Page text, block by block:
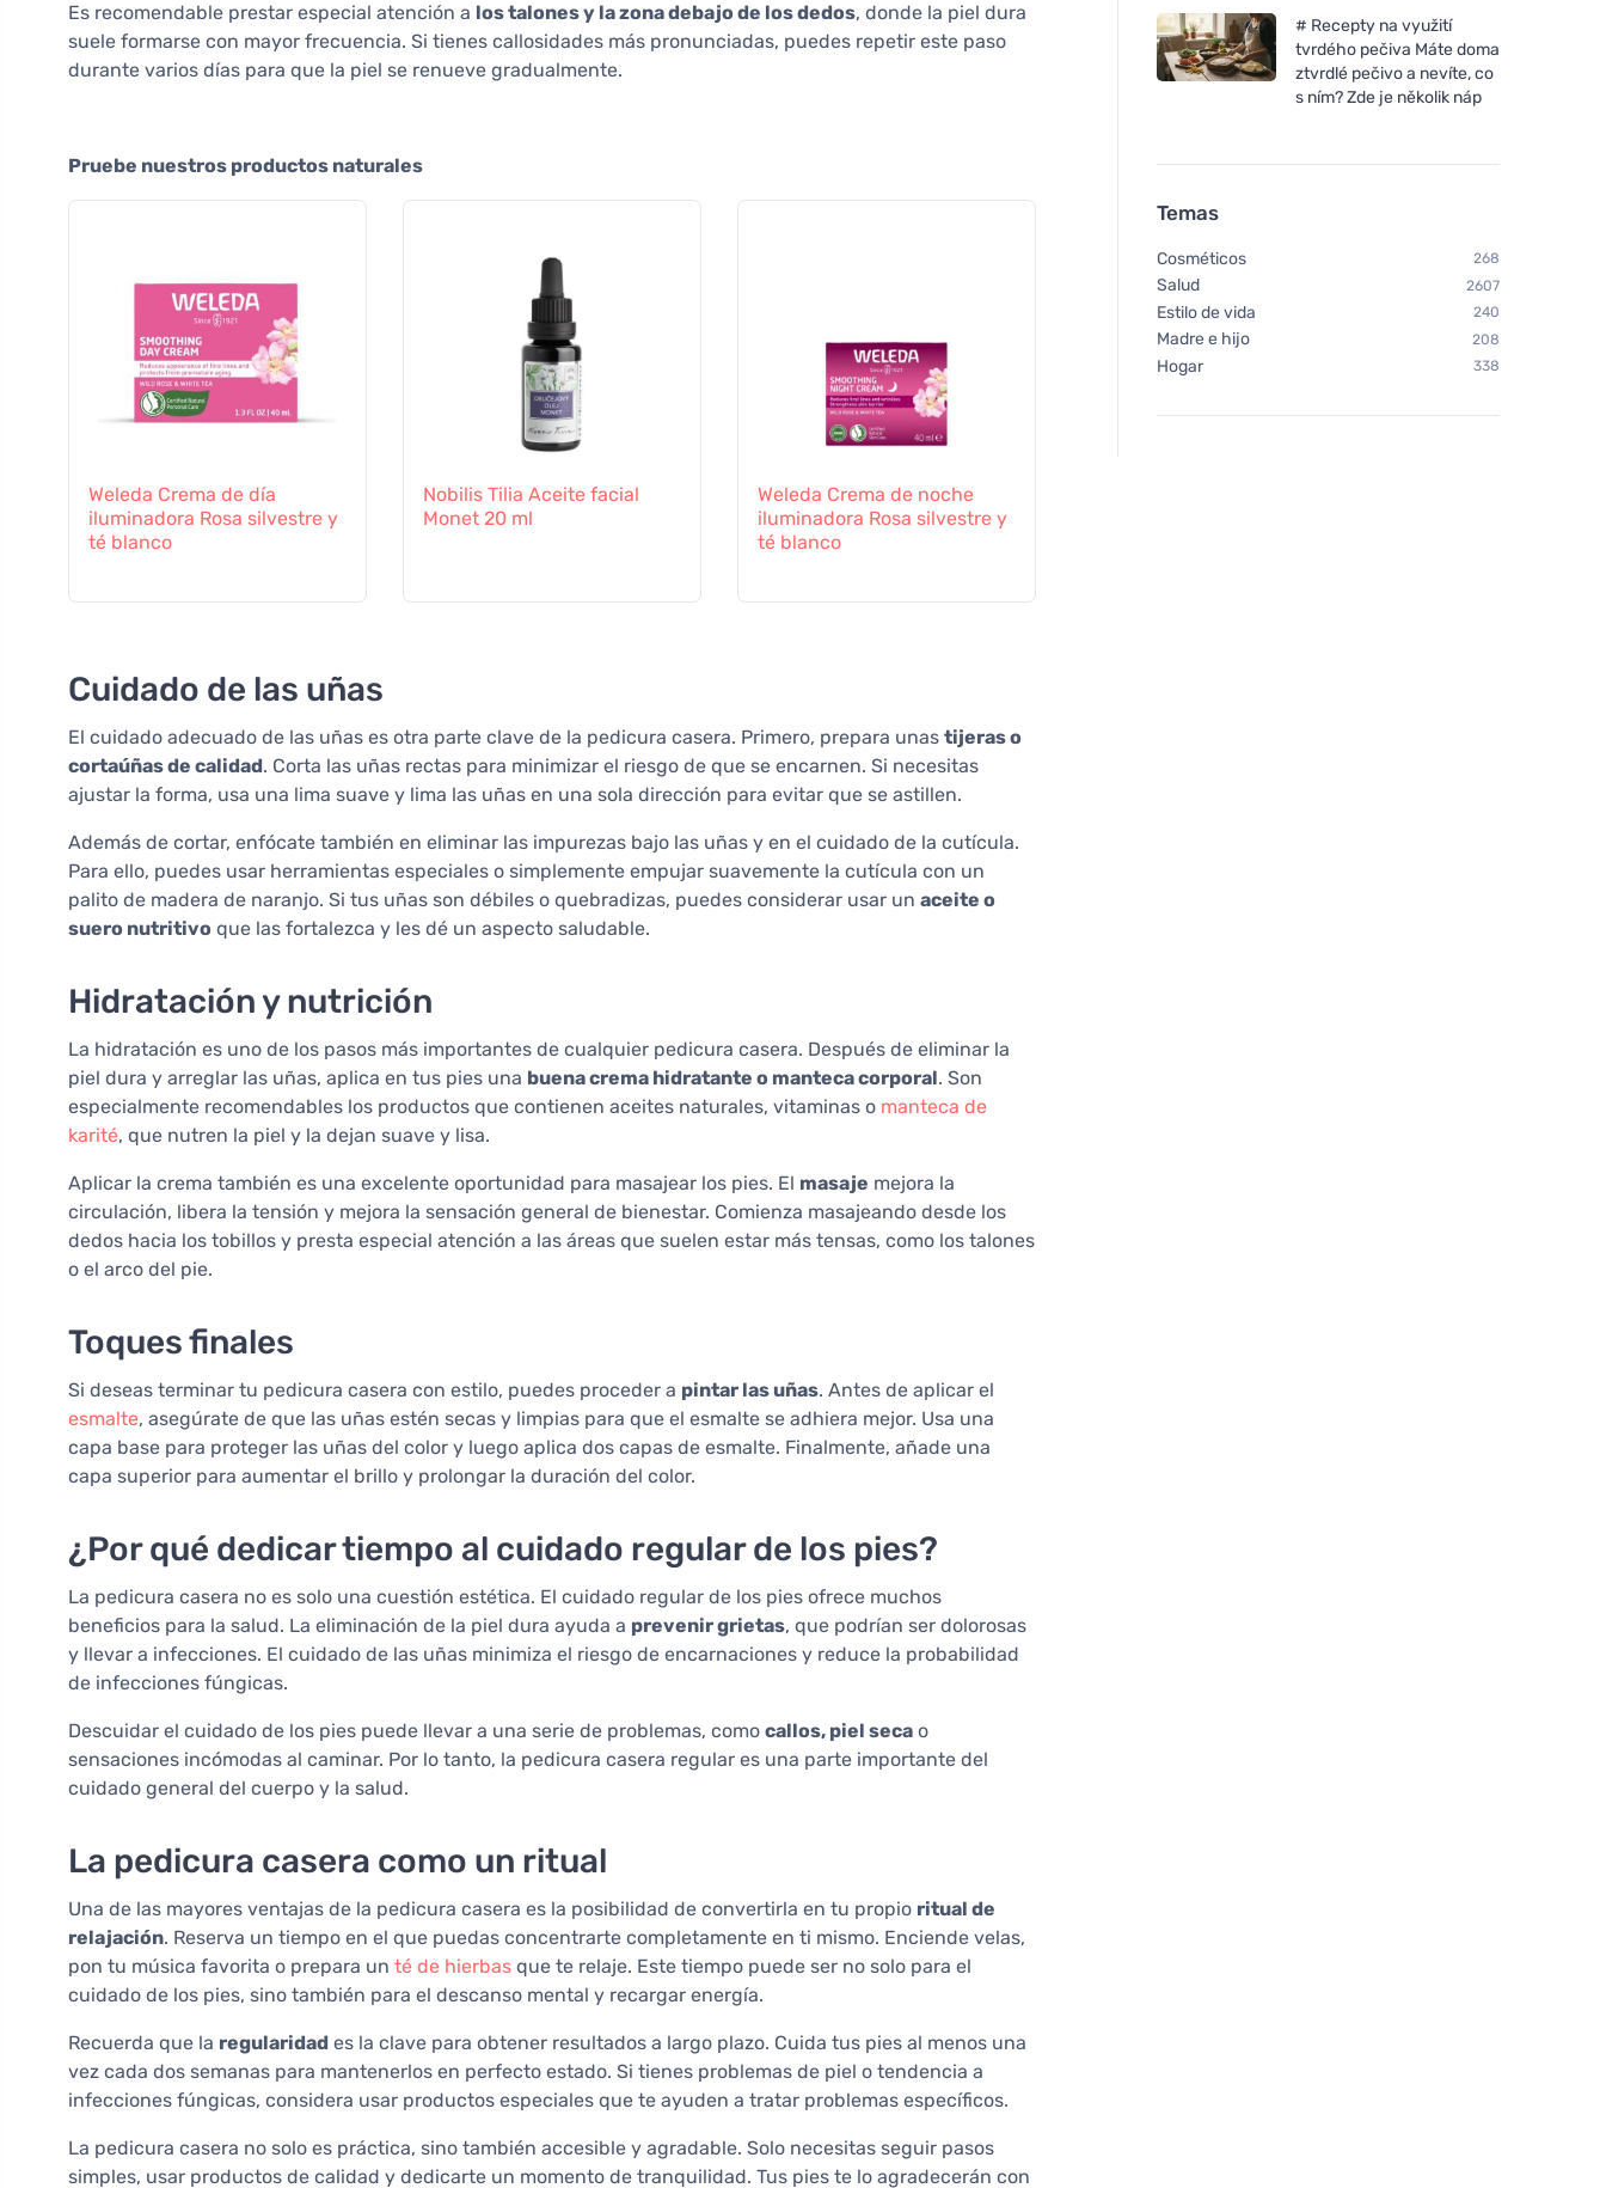
Es recomendable prestar especial atención a los talones y la zona debajo de los dedos, donde la piel dura
suele formarse con mayor frecuencia. Si tienes callosidades más pronunciadas, puedes repetir este paso
durante varios días para que la piel se renueve gradualmente.
Pruebe nuestros productos naturales
Weleda Crema de día
iluminadora Rosa silvestre y
té blanco
Nobilis Tilia Aceite facial
Monet 20 ml
Weleda Crema de noche
iluminadora Rosa silvestre y
té blanco
Cuidado de las uñas
El cuidado adecuado de las uñas es otra parte clave de la pedicura casera. Primero, prepara unas tijeras o
cortaúñas de calidad. Corta las uñas rectas para minimizar el riesgo de que se encarnen. Si necesitas
ajustar la forma, usa una lima suave y lima las uñas en una sola dirección para evitar que se astillen.
Además de cortar, enfócate también en eliminar las impurezas bajo las uñas y en el cuidado de la cutícula.
Para ello, puedes usar herramientas especiales o simplemente empujar suavemente la cutícula con un
palito de madera de naranjo. Si tus uñas son débiles o quebradizas, puedes considerar usar un aceite o
suero nutritivo que las fortalezca y les dé un aspecto saludable.
Hidratación y nutrición
La hidratación es uno de los pasos más importantes de cualquier pedicura casera. Después de eliminar la
piel dura y arreglar las uñas, aplica en tus pies una buena crema hidratante o manteca corporal. Son
especialmente recomendables los productos que contienen aceites naturales, vitaminas o manteca de
karité, que nutren la piel y la dejan suave y lisa.
Aplicar la crema también es una excelente oportunidad para masajear los pies. El masaje mejora la
circulación, libera la tensión y mejora la sensación general de bienestar. Comienza masajeando desde los
dedos hacia los tobillos y presta especial atención a las áreas que suelen estar más tensas, como los talones
o el arco del pie.
Toques finales
Si deseas terminar tu pedicura casera con estilo, puedes proceder a pintar las uñas. Antes de aplicar el
esmalte, asegúrate de que las uñas estén secas y limpias para que el esmalte se adhiera mejor. Usa una
capa base para proteger las uñas del color y luego aplica dos capas de esmalte. Finalmente, añade una
capa superior para aumentar el brillo y prolongar la duración del color.
¿Por qué dedicar tiempo al cuidado regular de los pies?
La pedicura casera no es solo una cuestión estética. El cuidado regular de los pies ofrece muchos
beneficios para la salud. La eliminación de la piel dura ayuda a prevenir grietas, que podrían ser dolorosas
y llevar a infecciones. El cuidado de las uñas minimiza el riesgo de encarnaciones y reduce la probabilidad
de infecciones fúngicas.
Descuidar el cuidado de los pies puede llevar a una serie de problemas, como callos, piel seca o
sensaciones incómodas al caminar. Por lo tanto, la pedicura casera regular es una parte importante del
cuidado general del cuerpo y la salud.
La pedicura casera como un ritual
Una de las mayores ventajas de la pedicura casera es la posibilidad de convertirla en tu propio ritual de
relajación. Reserva un tiempo en el que puedas concentrarte completamente en ti mismo. Enciende velas,
pon tu música favorita o prepara un té de hierbas que te relaje. Este tiempo puede ser no solo para el
cuidado de los pies, sino también para el descanso mental y recargar energía.
Recuerda que la regularidad es la clave para obtener resultados a largo plazo. Cuida tus pies al menos una
vez cada dos semanas para mantenerlos en perfecto estado. Si tienes problemas de piel o tendencia a
infecciones fúngicas, considera usar productos especiales que te ayuden a tratar problemas específicos.
La pedicura casera no solo es práctica, sino también accesible y agradable. Solo necesitas seguir pasos
simples, usar productos de calidad y dedicarte un momento de tranquilidad. Tus pies te lo agradecerán con
# Recepty na využití
tvrdého pečiva Máte doma
ztvrdlé pečivo a nevíte, co
s ním? Zde je několik náp
Temas
Cosméticos 268
Salud 2607
Estilo de vida 240
Madre e hijo 208
Hogar 338